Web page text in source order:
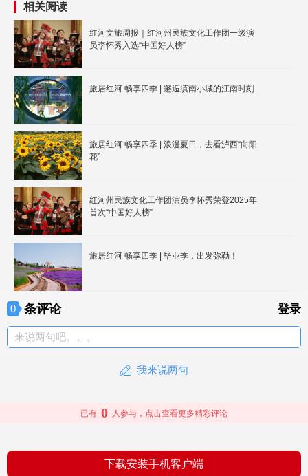
相关阅读
红河文旅周报｜红河州民族文化工作团一级演
员李怀秀入选“中国好人榜”
旅居红河 畅享四季 | 邂逅滇南小城的江南时刻
旅居红河 畅享四季 | 浪漫夏日，去看泸西“向阳
花”
红河州民族文化工作团演员李怀秀荣登2025年
首次“中国好人榜”
旅居红河 畅享四季 | 毕业季，出发弥勒！
0 条评论 登录
来说两句吧。。。
我来说两句
已有 0 人参与，点击查看更多精彩评论
下载安装手机客户端